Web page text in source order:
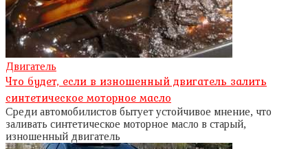
Двигатель
Что будет, если в изношенный двигатель залить
синтетическое моторное масло
Среди автомобилистов бытует устойчивое мнение, что
заливать синтетическое моторное масло в старый,
изношенный двигатель